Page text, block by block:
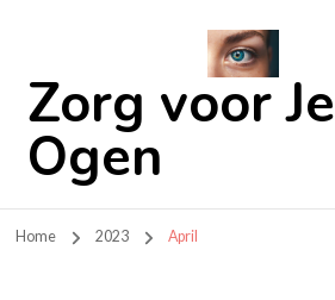
Zorg voor Je
Ogen
Home 2023 April